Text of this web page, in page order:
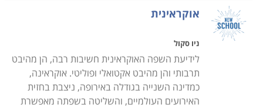
השתדלנו לאסוף עבורכם את מיטב תכניות הלימודים, ואנחנו
מקווים שהצלחנו בכך, אך אם בכל אופן לא מצאתם בדיוק
את לימוד שפות בתל אביב והמרכז, אנו מזמינים אתכם
להתקשר ליועצות הלימודים המיומנות שלנו, שינסו לאתר
עבורכם עוד הזדמנויות אטרקטיביות שיתאימו לצרכיכם.
אוקראינית
ניו סקול
לידיעת השפה האוקראינית חשיבות רבה, הן מהיבט
תרבותי והן מהיבט אקטואלי ופוליטי. אוקראינה,
כמדינה השנייה בגודלה באירופה, ניצבת בחזית
האירועים העולמיים, והשליטה בשפתה מאפשרת